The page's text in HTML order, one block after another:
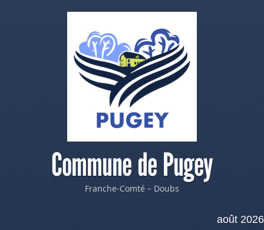
Commune de Pugey
Franche-Comté – Doubs
août 2026